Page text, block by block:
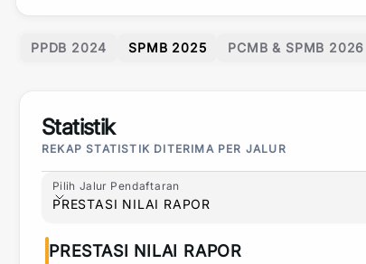
PPDB 2024 SPMB 2025 PCMB & SPMB 2026
Statistik
REKAP STATISTIK DITERIMA PER JALUR
Pilih Jalur Pendaftaran
Pilih Jalur Pendaftaran
PRESTASI NILAI RAPOR
PRESTASI NILAI RAPOR